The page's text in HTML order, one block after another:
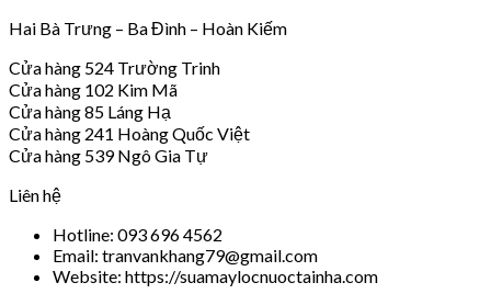
Hai Bà Trưng – Ba Đình – Hoàn Kiếm
Cửa hàng 524 Trường Trinh
Cửa hàng 102 Kim Mã
Cửa hàng 85 Láng Hạ
Cửa hàng 241 Hoàng Quốc Việt
Cửa hàng 539 Ngô Gia Tự
Liên hệ
Hotline: 093 696 4562
Email: tranvankhang79@gmail.com
Website: https://suamaylocnuoctainha.com